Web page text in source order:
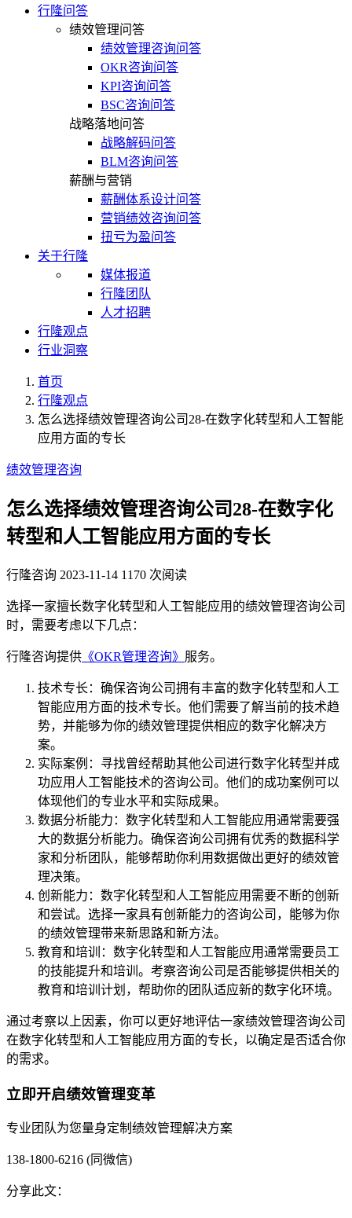
行隆问答
绩效管理问答
绩效管理咨询问答
OKR咨询问答
KPI咨询问答
BSC咨询问答
战略落地问答
战略解码问答
BLM咨询问答
薪酬与营销
薪酬体系设计问答
营销绩效咨询问答
扭亏为盈问答
关于行隆
媒体报道
行隆团队
人才招聘
行隆观点
行业洞察
首页
行隆观点
怎么选择绩效管理咨询公司28-在数字化转型和人工智能
应用方面的专长
绩效管理咨询
怎么选择绩效管理咨询公司28-在数字化
转型和人工智能应用方面的专长
行隆咨询 2023-11-14 1170 次阅读
选择一家擅长数字化转型和人工智能应用的绩效管理咨询公司
时，需要考虑以下几点：
行隆咨询提供 《OKR管理咨询》 服务。
技术专长：确保咨询公司拥有丰富的数字化转型和人工
智能应用方面的技术专长。他们需要了解当前的技术趋
势，并能够为你的绩效管理提供相应的数字化解决方
案。
实际案例：寻找曾经帮助其他公司进行数字化转型并成
功应用人工智能技术的咨询公司。他们的成功案例可以
体现他们的专业水平和实际成果。
数据分析能力：数字化转型和人工智能应用通常需要强
大的数据分析能力。确保咨询公司拥有优秀的数据科学
家和分析团队，能够帮助你利用数据做出更好的绩效管
理决策。
创新能力：数字化转型和人工智能应用需要不断的创新
和尝试。选择一家具有创新能力的咨询公司，能够为你
的绩效管理带来新思路和新方法。
教育和培训：数字化转型和人工智能应用通常需要员工
的技能提升和培训。考察咨询公司是否能够提供相关的
教育和培训计划，帮助你的团队适应新的数字化环境。
通过考察以上因素，你可以更好地评估一家绩效管理咨询公司
在数字化转型和人工智能应用方面的专长，以确定是否适合你
的需求。
立即开启绩效管理变革
专业团队为您量身定制绩效管理解决方案
138-1800-6216 (同微信)
分享此文：